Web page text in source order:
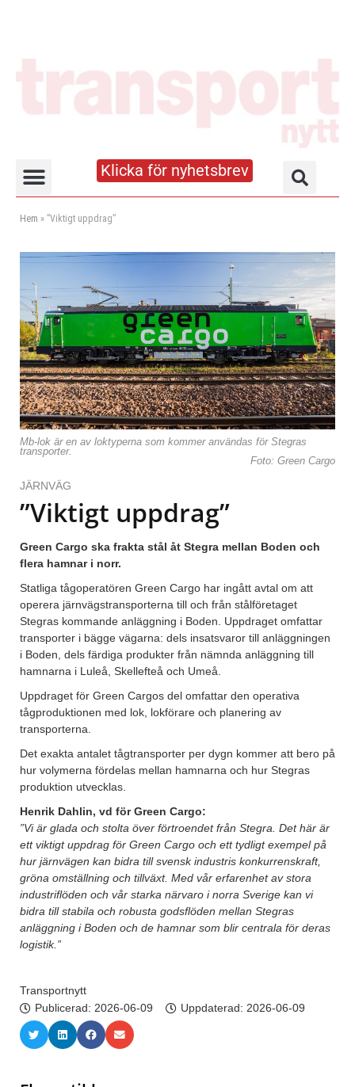
Klicka för nyhetsbrev
Hem » ”Viktigt uppdrag”
Mb-lok är en av loktyperna som kommer användas för Stegras
transporter.
Foto: Green Cargo
JÄRNVÄG
”Viktigt uppdrag”
Green Cargo ska frakta stål åt Stegra mellan Boden och
flera hamnar i norr.
Statliga tågoperatören Green Cargo har ingått avtal om att
operera järnvägstransporterna till och från stålföretaget
Stegras kommande anläggning i Boden. Uppdraget omfattar
transporter i bägge vägarna: dels insatsvaror till anläggningen
i Boden, dels färdiga produkter från nämnda anläggning till
hamnarna i Luleå, Skellefteå och Umeå.
Uppdraget för Green Cargos del omfattar den operativa
tågproduktionen med lok, lokförare och planering av
transporterna.
Det exakta antalet tågtransporter per dygn kommer att bero på
hur volymerna fördelas mellan hamnarna och hur Stegras
produktion utvecklas.
Henrik Dahlin, vd för Green Cargo:
”Vi är glada och stolta över förtroendet från Stegra. Det här är
ett viktigt uppdrag för Green Cargo och ett tydligt exempel på
hur järnvägen kan bidra till svensk industris konkurrenskraft,
gröna omställning och tillväxt. Med vår erfarenhet av stora
industriflöden och vår starka närvaro i norra Sverige kan vi
bidra till stabila och robusta godsflöden mellan Stegras
anläggning i Boden och de hamnar som blir centrala för deras
logistik.”
Transportnytt
Publicerad: 2026-06-09 Uppdaterad: 2026-06-09